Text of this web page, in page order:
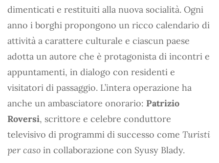
dimenticati e restituiti alla nuova socialità. Ogni
anno i borghi propongono un ricco calendario di
attività a carattere culturale e ciascun paese
adotta un autore che è protagonista di incontri e
appuntamenti, in dialogo con residenti e
visitatori di passaggio. L’intera operazione ha
anche un ambasciatore onorario: Patrizio
Roversi, scrittore e celebre conduttore
televisivo di programmi di successo come Turisti
per caso in collaborazione con Syusy Blady.